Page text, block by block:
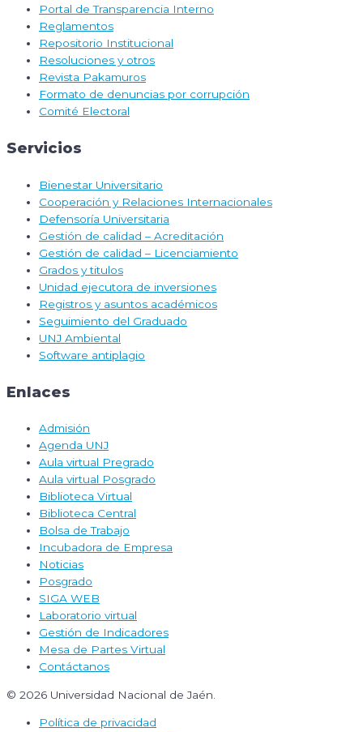
Portal de Transparencia Interno
Reglamentos
Repositorio Institucional
Resoluciones y otros
Revista Pakamuros
Formato de denuncias por corrupción
Comité Electoral
Servicios
Bienestar Universitario
Cooperación y Relaciones Internacionales
Defensoría Universitaria
Gestión de calidad – Acreditación
Gestión de calidad – Licenciamiento
Grados y titulos
Unidad ejecutora de inversiones
Registros y asuntos académicos
Seguimiento del Graduado
UNJ Ambiental
Software antiplagio
Enlaces
Admisión
Agenda UNJ
Aula virtual Pregrado
Aula virtual Posgrado
Biblioteca Virtual
Biblioteca Central
Bolsa de Trabajo
Incubadora de Empresa
Noticias
Posgrado
SIGA WEB
Laboratorio virtual
Gestión de Indicadores
Mesa de Partes Virtual
Contáctanos
© 2026 Universidad Nacional de Jaén.
Política de privacidad